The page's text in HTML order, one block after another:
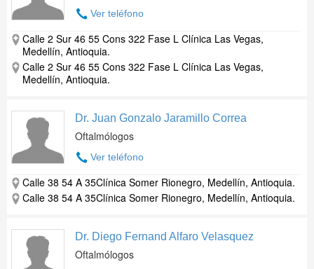
Ver teléfono
Calle 2 Sur 46 55 Cons 322 Fase L Clínica Las Vegas,
Medellín, Antioquia.
Calle 2 Sur 46 55 Cons 322 Fase L Clínica Las Vegas,
Medellín, Antioquia.
Dr. Juan Gonzalo Jaramillo Correa
Oftalmólogos
Ver teléfono
Calle 38 54 A 35Clínica Somer Rionegro, Medellín, Antioquia.
Calle 38 54 A 35Clínica Somer Rionegro, Medellín, Antioquia.
Dr. Diego Fernand Alfaro Velasquez
Oftalmólogos